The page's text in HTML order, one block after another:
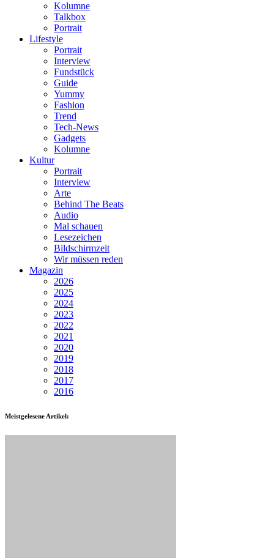
Kolumne
Talkbox
Portrait
Lifestyle
Portrait
Interview
Fundstück
Guide
Yummy
Fashion
Trend
Tech-News
Gadgets
Kolumne
Kultur
Portrait
Interview
Arte
Behind The Beats
Audio
Mal schauen
Lesezeichen
Bildschirmzeit
Wir müssen reden
Magazin
2026
2025
2024
2023
2022
2021
2020
2019
2018
2017
2016
Meistgelesene Artikel: